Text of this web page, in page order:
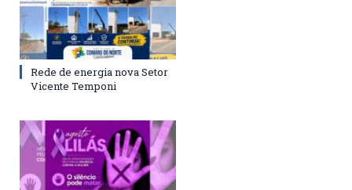
Rede de energia nova Setor
Vicente Temponi